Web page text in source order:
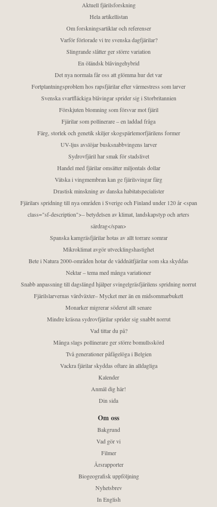
Aktuell fjärilsforskning
Hela artikellistan
Om forskningsartiklar och referenser
Varför förlorade vi tre svenska dagfjärilar?
Slingrande slåtter ger större variation
En öländsk blåvingehybrid
Det nya normala får oss att glömma hur det var
Fortplantningsproblem hos rapsfjärilar efter värmestress som larver
Svenska svartfläckiga blåvingar sprider sig i Storbritannien
Förskjuten blomning som försvar mot fjäril
Fjärilar som pollinerare – en laddad fråga
Färg, storlek och genetik skiljer skogspärlemorfjärilens former
UV-ljus avslöjar busksnabbvingens larver
Sydrovfjäril har smak för stadslivet
Handel med fjärilar omsätter miljontals dollar
Vätska i vingmembran kan ge fjärilsvingar färg
Drastisk minskning av danska habitatspecialister
Fjärilars spridning till nya områden i Sverige och Finland under 120 år <span
class="sf-description">– betydelsen av klimat, landskapstyp och arters
särdrag</span>
Spanska kamgräsfjärilar hotas av allt torrare somrar
Mikroklimat avgör utvecklingshastighet
Bete i Natura 2000-områden hotar de väddnätfjärilar som ska skyddas
Nektar – tema med många variationer
Snabb anpassning till dagslängd hjälper svingelgräsfjärilens spridning norrut
Fjärilslarvernas värdväxter– Mycket mer än en midsommarbukett
Monarker migrerar söderut allt senare
Mindre kräsna sydrovfjärilar sprider sig snabbt norrut
Vad tittar du på?
Många slags pollinerare ger större bomullsskörd
Två generationer påfågelöga i Belgien
Vackra fjärilar skyddas oftare än alldagliga
Kalender
Anmäl dig här!
Din sida
Om oss
Bakgrund
Vad gör vi
Filmer
Årsrapporter
Biogeografisk uppföljning
Nyhetsbrev
In English